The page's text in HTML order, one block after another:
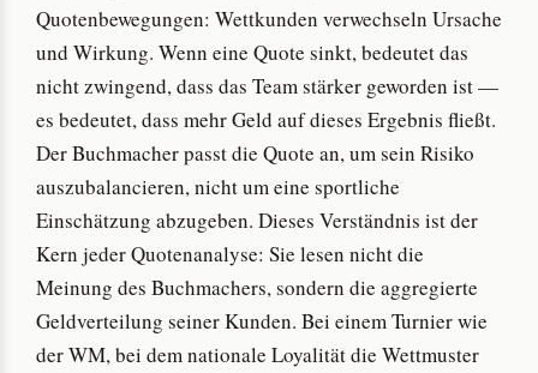
Quotenbewegungen: Wettkunden verwechseln Ursache
und Wirkung. Wenn eine Quote sinkt, bedeutet das
nicht zwingend, dass das Team stärker geworden ist —
es bedeutet, dass mehr Geld auf dieses Ergebnis fließt.
Der Buchmacher passt die Quote an, um sein Risiko
auszubalancieren, nicht um eine sportliche
Einschätzung abzugeben. Dieses Verständnis ist der
Kern jeder Quotenanalyse: Sie lesen nicht die
Meinung des Buchmachers, sondern die aggregierte
Geldverteilung seiner Kunden. Bei einem Turnier wie
der WM, bei dem nationale Loyalität die Wettmuster